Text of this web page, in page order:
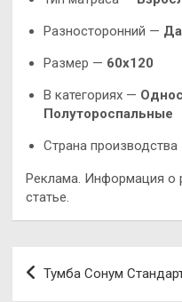
Разносторонний — Да
Размер — 60х120
В категориях —
Полутороспальные
Страна
Реклама. Информация о
статье.
Навигация
по
Тумба Сонум